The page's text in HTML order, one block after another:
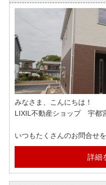
弊社では各ポータルサイト
ご紹介可能でございます。
もしインターネットで気に
お気軽にお申しつけくださ
グループ創業６０周年、地
ートしております。
物件探しだけでなく、住宅
気軽にお問合せくださいませ
みなさま、こんにちは！
LIXIL不動産ショップ 宇都
いつもたくさんのお問合せ
ます！
先日那須塩原に行きました
寄りました。
詳細